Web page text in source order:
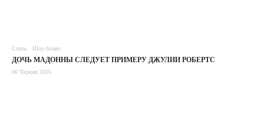
Стиль Шоу-бізнес
ДОЧЬ МАДОННЫ СЛЕДУЕТ ПРИМЕРУ ДЖУЛИИ РОБЕРТС
06 Червня 2016